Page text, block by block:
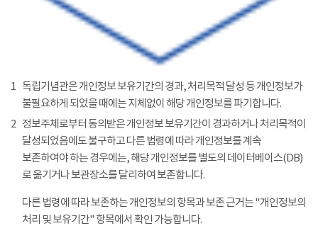
1 독립기념관은 개인정보 보유기간의 경과, 처리목적 달성 등 개인정보가
불필요하게 되었을 때에는 지체없이 해당 개인정보를 파기합니다.
2 정보주체로부터 동의받은 개인정보 보유기간이 경과하거나 처리목적이
달성되었음에도 불구하고 다른 법령에 따라 개인정보를 계속
보존하여야 하는 경우에는, 해당 개인정보를 별도의 데이터베이스(DB)
로 옮기거나 보관장소를 달리하여 보존합니다.
다른 법령에 따라 보존하는 개인정보의 항목과 보존 근거는 "개인정보의
처리 및 보유기간" 항목에서 확인 가능합니다.